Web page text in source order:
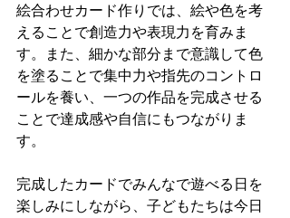
絵合わせカード作りでは、絵や色を考
えることで創造力や表現力を育みま
す。また、細かな部分まで意識して色
を塗ることで集中力や指先のコントロ
ールを養い、一つの作品を完成させる
ことで達成感や自信にもつながりま
す。
完成したカードでみんなで遊べる日を
楽しみにしながら、子どもたちは今日